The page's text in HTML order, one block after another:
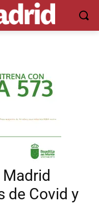
de Covid y